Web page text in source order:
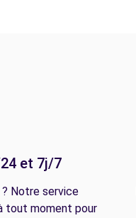
et 7j/7
Notre service
tout moment pour